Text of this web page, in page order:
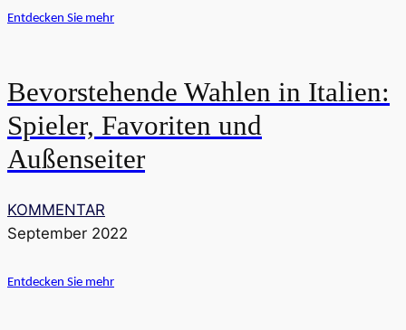
Entdecken Sie mehr
Bevorstehende Wahlen in Italien:
Spieler, Favoriten und
Außenseiter
KOMMENTAR
September 2022
Entdecken Sie mehr